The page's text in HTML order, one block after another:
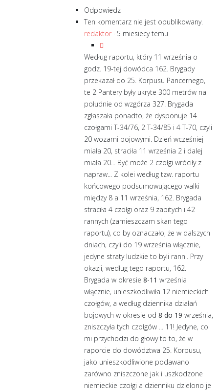
Odpowiedz
Ten komentarz nie jest opublikowany.
redaktor · 5 miesiecy temu
Według raportu, który 11 września o
godz. 19-tej dowódca 162. Brygady
przekazał do 25. Korpusu Pancernego,
te 2 Pantery były ukryte 300 metrów na
południe od wzgórza 327. Brygada
zgłaszała ponadto, że dysponuje 14
czołgami T-34/76, 2 T-34/85 i 4 T-70, czyli
20 wozami bojowymi. Dzień wcześniej
miała 20, straciła 11 września 2 i dalej
miała 20... Być może 2 czołgi wróciły z
napraw... Z kolei według tzw. raportu
końcowego podsumowującego walki
między 8 a 11 września, 162. Brygada
straciła 4 czołgi oraz 9 zabitych i 42
rannych (zamieszczam skan tego
raportu), co by oznaczało, że w dalszych
dniach, czyli do 19 września włącznie,
jedyne straty ludzkie to byli ranni. Przy
okazji, według tego raportu, 162.
Brygada w okresie 8-11 września
włącznie, unieszkodliwiła 12 niemieckich
czołgów, a według dziennika działań
bojowych w okresie od 8 do 19 września,
zniszczyła tych czołgów ... 11! Jedyne, co
mi przychodzi do głowy to to, że w
raporcie do dowództwa 25. Korpusu,
jako unieszkodliwione podawano
zarówno zniszczone jak i uszkodzone
niemieckie czołgi a dzienniku dzielono je